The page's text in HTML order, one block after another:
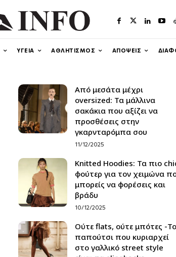
ΥΓΕΙΑ ΑΘΛΗΤΙΣΜΟΣ ΑΠΟΨΕΙΣ
Από μεσάτα μέχρι
oversized: Τα μάλλινα
σακάκια που αξίζει να
προσθέσεις στην
γκαρνταρόμπα σου
11/12/2025
Knitted Hoodies: Τα πιο
φούτερ για τον χειμώνα
μπορείς να φορέσεις και
βράδυ
10/12/2025
Ούτε flats, ούτε μπότες -Το
παπούτσι που κυριαρχεί
στο γαλλικό street style